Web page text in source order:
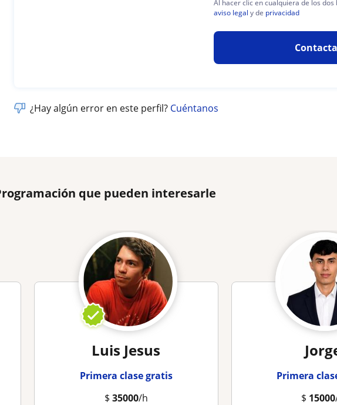
Al hacer clic en cualquiera de los
aviso legal y de privacidad
¿Hay algún error en este perfil? Cuéntanos
que pueden interesarle
Luis Jesus
Primera clase gratis
$ 35000/h
Primera
$ 15000